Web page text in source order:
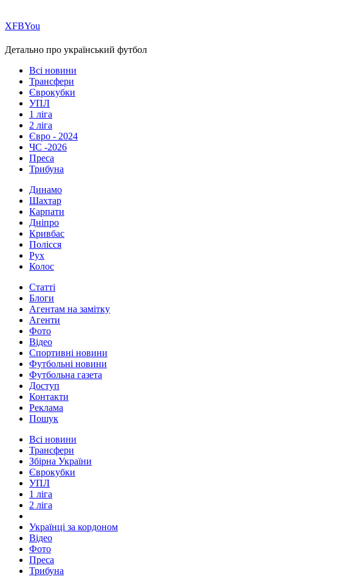
ХFBYou
Детально про український футбол
Всі новини
Трансфери
Єврокубки
УПЛ
1 ліга
2 ліга
Євро - 2024
ЧС -2026
Преса
Трибуна
Динамо
Шахтар
Карпати
Дніпро
Кривбас
Полісся
Рух
Колос
Статті
Блоги
Агентам на замітку
Агенти
Фото
Відео
Спортивні новини
Футбольні новини
Футбольна газета
Доступ
Контакти
Реклама
Пошук
Всі новини
Трансфери
Збірна України
Єврокубки
УПЛ
1 ліга
2 ліга
Українці за кордоном
Відео
Фото
Преса
Трибуна